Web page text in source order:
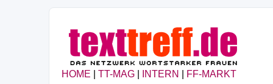
HOME TT-MAG INTERN FF-MARKT